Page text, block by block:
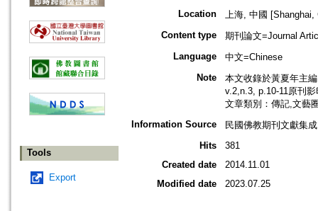
Tools
Export
Location
上海, 中國 [Shanghai,
Content type
期刊論文=Journal
Language
中文=Chinese
Note
本文收錄於黃夏年主
v.2,n.3, p.10-11原刊影
文章類別：傳記,文藝
Information Source
民國佛教期刊文獻集
Hits
381
Created date
2014.11.01
Modified date
2023.07.25